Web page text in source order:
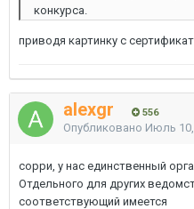
конкурса.
приводя картинку с
alexgr 556
Опубликовано Июль
сорри, у нас единственный
Отдельного для других
соответствующий имеется